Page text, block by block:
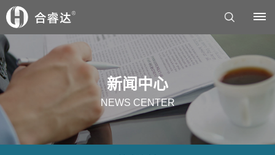
首
于
新闻中心
NEWS CENTER